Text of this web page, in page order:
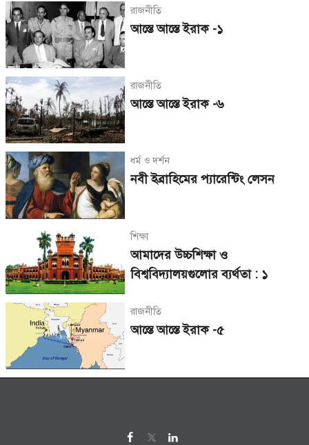
রাজনীতি
আস্তে আস্তে ইরাক -১
রাজনীতি
আস্তে আস্তে ইরাক -৬
ধর্ম ও দর্শন
নবী ইব্রাহিমের প্যারেন্টিং লেসন
শিক্ষা
আমাদের উচ্চশিক্ষা ও
বিশ্ববিদ্যালয়গুলোর ব্যর্থতা : ১
রাজনীতি
আস্তে আস্তে ইরাক -৫